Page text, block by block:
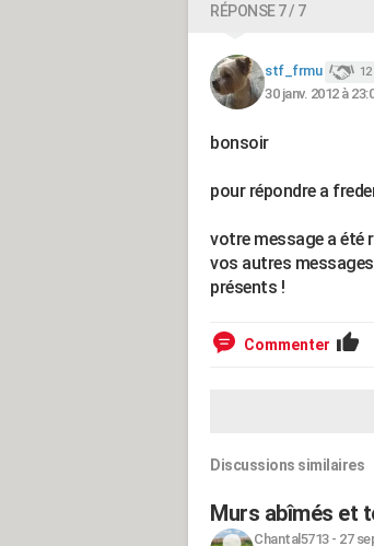
RÉPONSE 7 / 7
stf_frmu
30 janv. 2012 à
bonsoir
pour répondre a
votre message a été
vos autres
présents !
Commenter
Discussions similaires
Murs abîmés et
Chantal5713- 27